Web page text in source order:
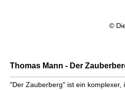
©
Thomas Mann - Der
"Der Zauberberg" ist ein komplexer,